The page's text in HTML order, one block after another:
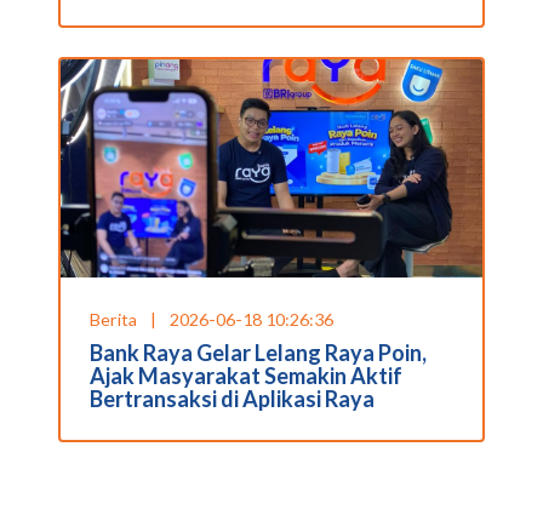
Berita | 2026-06-18 10:26:36
Bank Raya Gelar Lelang Raya Poin,
Ajak Masyarakat Semakin Aktif
Bertransaksi di Aplikasi Raya